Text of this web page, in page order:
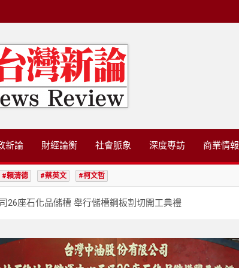
島國際策略有限公司
新論 財經論衡 社會脈象 深度專訪 商業情報
#賴清德 #蔡英文 #柯文哲
26座石化品儲槽 舉行儲槽鋼板割切開工典禮